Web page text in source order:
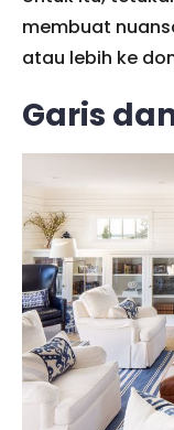
membuat
atau lebih ke
Garis